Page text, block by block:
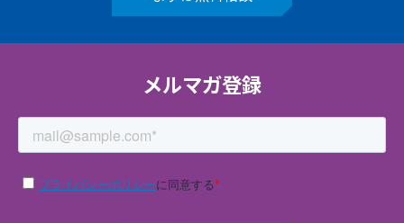
メルマガ登録